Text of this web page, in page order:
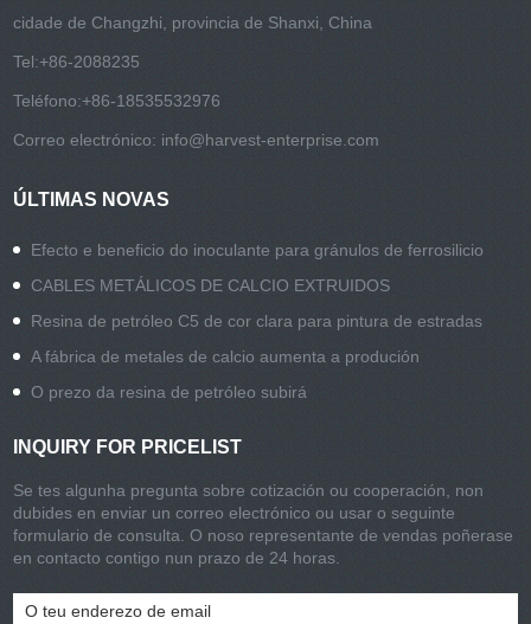
cidade de Changzhi, provincia de Shanxi, China
Tel:+86-2088235
Teléfono:+86-18535532976
Correo electrónico: info@harvest-enterprise.com
ÚLTIMAS NOVAS
Efecto e beneficio do inoculante para gránulos de ferrosilicio
CABLES METÁLICOS DE CALCIO EXTRUIDOS
Resina de petróleo C5 de cor clara para pintura de estradas
A fábrica de metales de calcio aumenta a produción
O prezo da resina de petróleo subirá
INQUIRY FOR PRICELIST
Se tes algunha pregunta sobre cotización ou cooperación, non
dubides en enviar un correo electrónico ou usar o seguinte
formulario de consulta. O noso representante de vendas poñerase
en contacto contigo nun prazo de 24 horas.